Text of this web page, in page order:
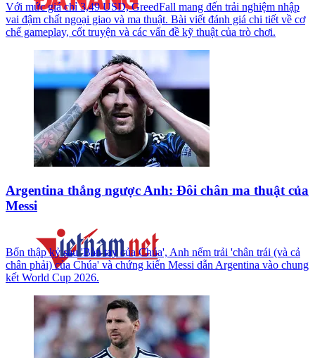
Với mức giá chỉ 3,49 USD, GreedFall mang đến trải nghiệm nhập
vai đậm chất ngoại giao và ma thuật. Bài viết đánh giá chi tiết về cơ
chế gameplay, cốt truyện và các vấn đề kỹ thuật của trò chơi.
Argentina thắng ngược Anh: Đôi chân ma thuật của
Messi
Bốn thập kỷ sau 'Bàn tay của Chúa', Anh nếm trải 'chân trái (và cả
chân phải) của Chúa' và chứng kiến Messi dẫn Argentina vào chung
kết World Cup 2026.